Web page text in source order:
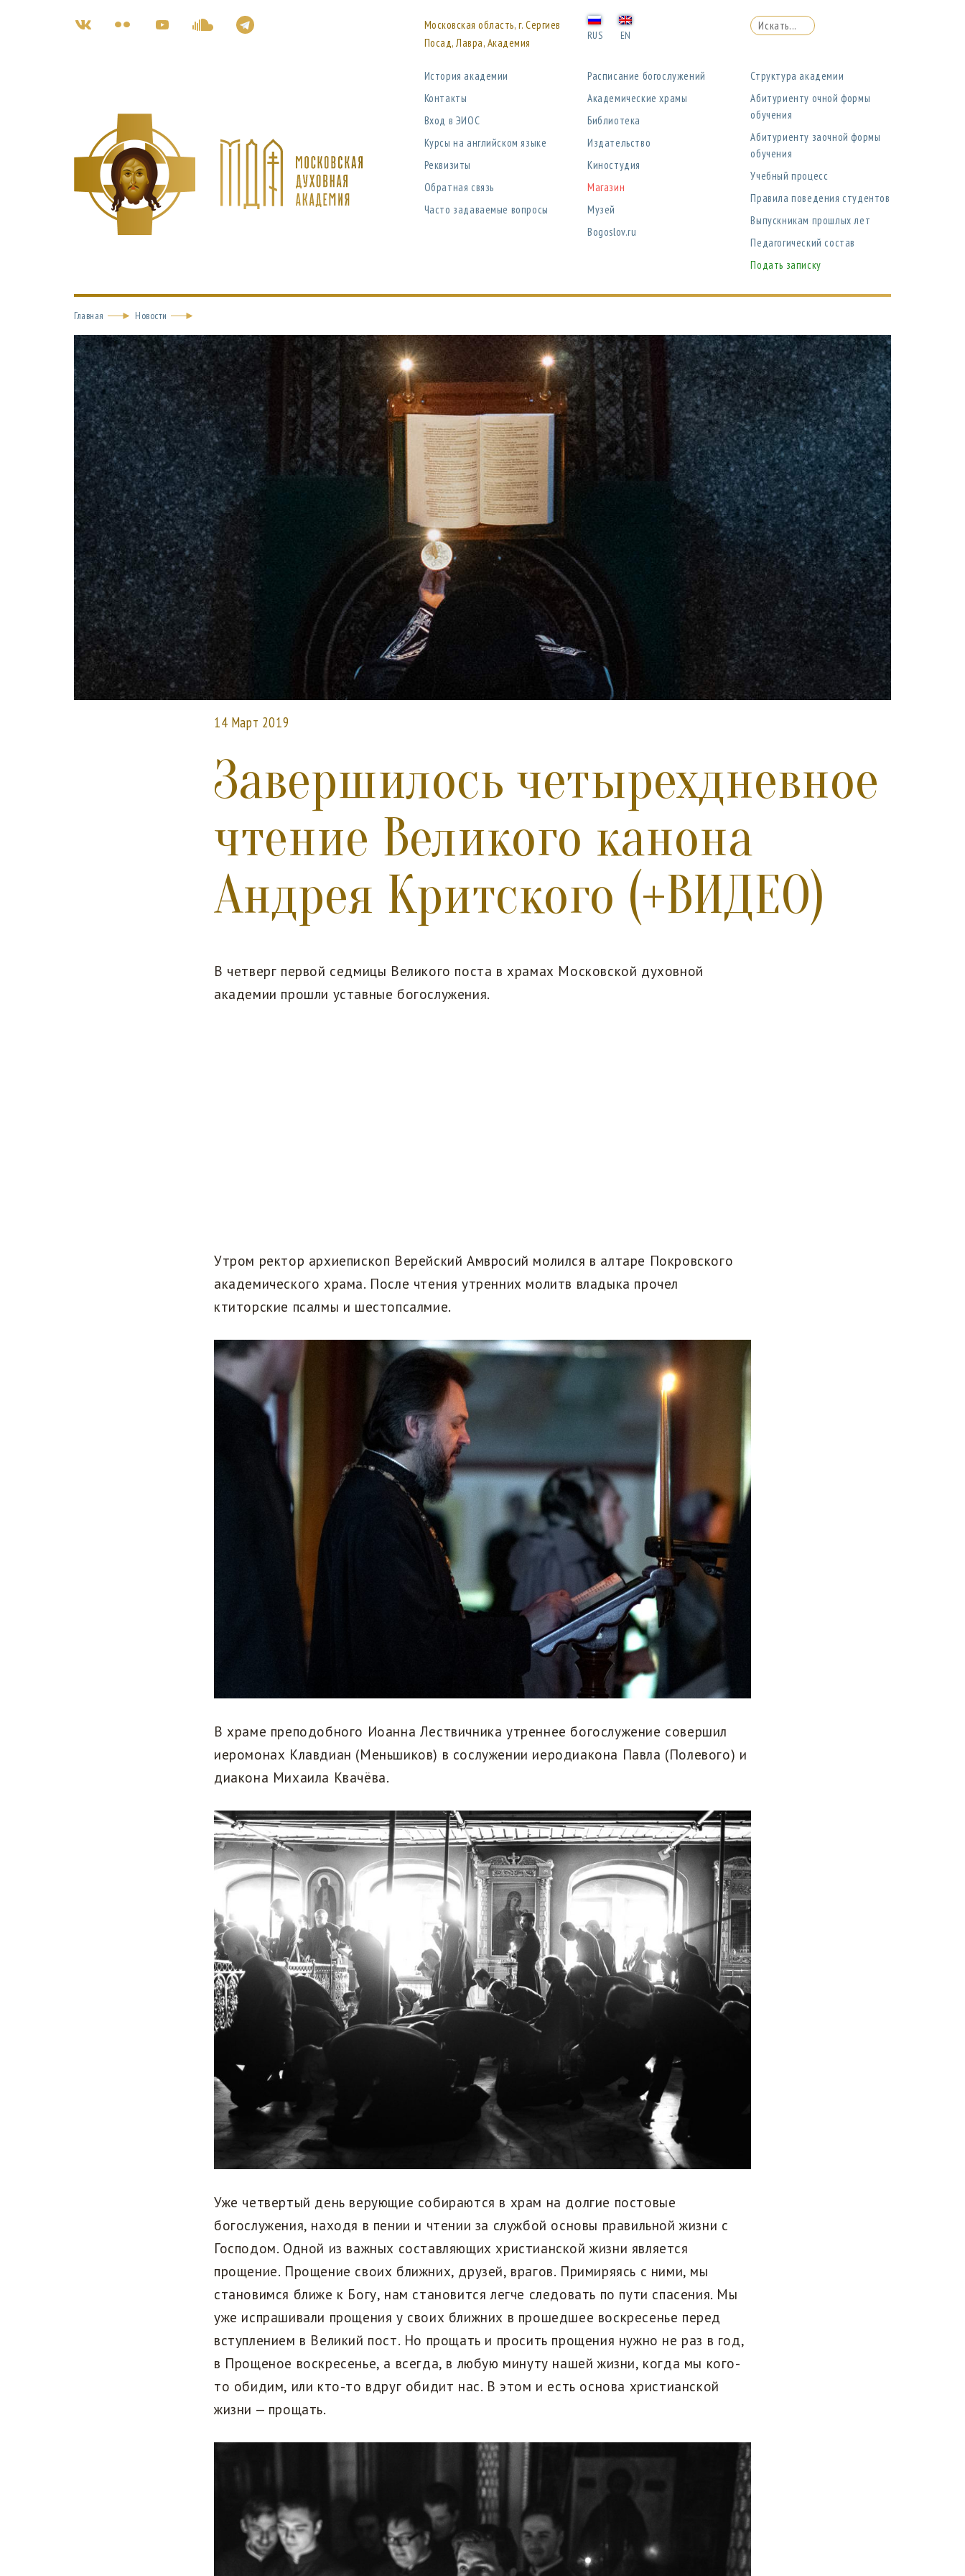
Московская область, г. Сергиев
Посад, Лавра, Академия
RUS EN
История академии
Контакты
Вход в ЭИОС
Курсы на английском языке
Реквизиты
Обратная связь
Часто задаваемые вопросы
Расписание богослужений
Академические храмы
Библиотека
Издательство
Киностудия
Магазин
Музей
Bogoslov.ru
Структура академии
Абитуриенту очной формы
обучения
Абитуриенту заочной формы
обучения
Учебный процесс
Правила поведения студентов
Выпускникам прошлых лет
Педагогический состав
Подать записку
Главная Новости
14 Март 2019
Завершилось четырехдневное
чтение Великого канона
Андрея Критского (+ВИДЕО)
В четверг первой седмицы Великого поста в храмах Московской духовной
академии прошли уставные богослужения.
Утром ректор архиепископ Верейский Амвросий молился в алтаре Покровского
академического храма. После чтения утренних молитв владыка прочел
ктиторские псалмы и шестопсалмие.
В храме преподобного Иоанна Лествичника утреннее богослужение совершил
иеромонах Клавдиан (Меньшиков) в сослужении иеродиакона Павла (Полевого) и
диакона Михаила Квачёва.
Уже четвертый день верующие собираются в храм на долгие постовые
богослужения, находя в пении и чтении за службой основы правильной жизни с
Господом. Одной из важных составляющих христианской жизни является
прощение. Прощение своих ближних, друзей, врагов. Примиряясь с ними, мы
становимся ближе к Богу, нам становится легче следовать по пути спасения. Мы
уже испрашивали прощения у своих ближних в прошедшее воскресенье перед
вступлением в Великий пост. Но прощать и просить прощения нужно не раз в год,
в Прощеное воскресенье, а всегда, в любую минуту нашей жизни, когда мы кого-
то обидим, или кто-то вдруг обидит нас. В этом и есть основа христианской
жизни — прощать.